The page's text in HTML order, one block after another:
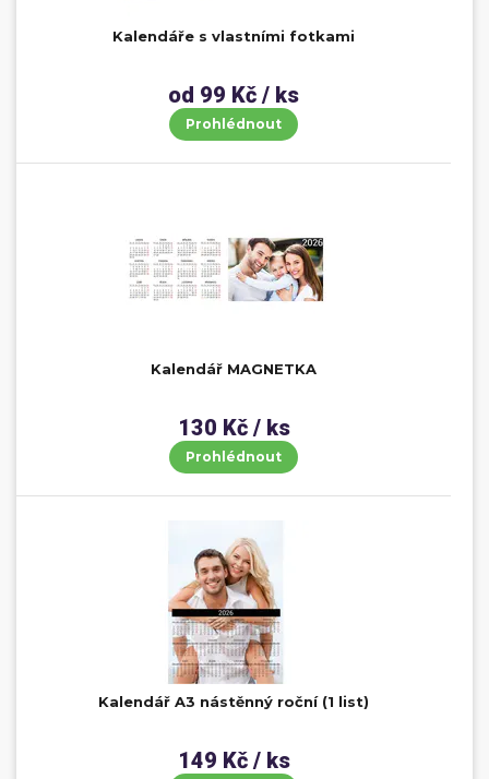
Kalendáře s vlastními fotkami
od 99 Kč / ks
Prohlédnout
Kalendář MAGNETKA
130 Kč / ks
Prohlédnout
Kalendář A3 nástěnný roční (1 list)
149 Kč / ks